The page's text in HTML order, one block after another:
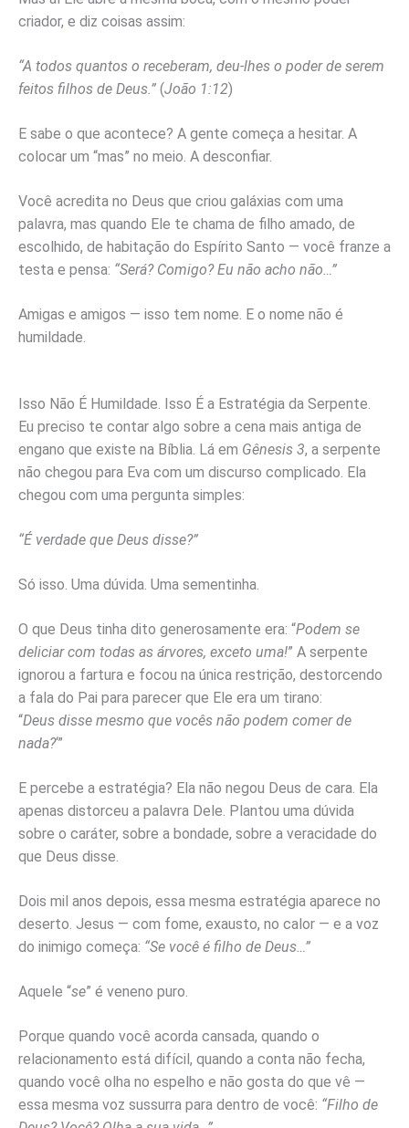
criador, e diz coisas assim:
“A todos quantos o receberam, deu-lhes o poder de serem
feitos filhos de Deus.” (João 1:12)
E sabe o que acontece? A gente começa a hesitar. A
colocar um “mas” no meio. A desconfiar.
Você acredita no Deus que criou galáxias com uma
palavra, mas quando Ele te chama de filho amado, de
escolhido, de habitação do Espírito Santo — você franze a
testa e pensa: “Será? Comigo? Eu não acho não…”
Amigas e amigos — isso tem nome. E o nome não é
humildade.
Isso Não É Humildade. Isso É a Estratégia da Serpente.
Eu preciso te contar algo sobre a cena mais antiga de
engano que existe na Bíblia. Lá em Gênesis 3, a serpente
não chegou para Eva com um discurso complicado. Ela
chegou com uma pergunta simples:
“É verdade que Deus disse?”
Só isso. Uma dúvida. Uma sementinha.
O que Deus tinha dito generosamente era: “Podem se
deliciar com todas as árvores, exceto uma!” A serpente
ignorou a fartura e focou na única restrição, destorcendo
a fala do Pai para parecer que Ele era um tirano:
“Deus disse mesmo que vocês não podem comer de
nada?‘”
E percebe a estratégia? Ela não negou Deus de cara. Ela
apenas distorceu a palavra Dele. Plantou uma dúvida
sobre o caráter, sobre a bondade, sobre a veracidade do
que Deus disse.
Dois mil anos depois, essa mesma estratégia aparece no
deserto. Jesus — com fome, exausto, no calor — e a voz
do inimigo começa: “Se você é filho de Deus…”
Aquele “se” é veneno puro.
Porque quando você acorda cansada, quando o
relacionamento está difícil, quando a conta não fecha,
quando você olha no espelho e não gosta do que vê —
essa mesma voz sussurra para dentro de você: “Filho de